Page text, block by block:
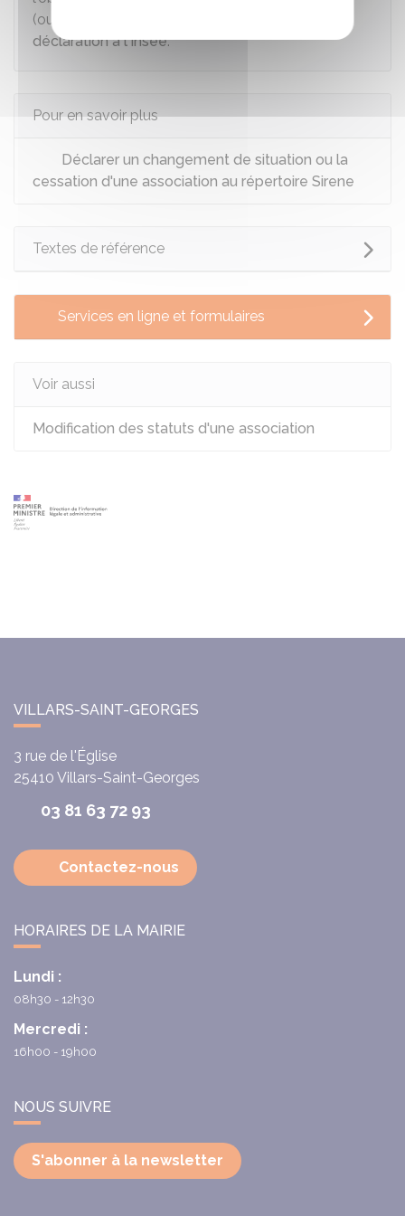
(ouverture ou fermeture) doit faire l'objet d'une
déclaration à l'Insee.
Pour en savoir plus
Déclarer un changement de situation ou la
cessation d'une association au répertoire Sirene
Textes de référence
Services en ligne et formulaires
Voir aussi
Modification des statuts d'une association
VILLARS-SAINT-GEORGES
3 rue de l'Église
25410 Villars-Saint-Georges
03 81 63 72 93
Contactez-nous
HORAIRES DE LA MAIRIE
Lundi :
08h30 - 12h30
Mercredi :
16h00 - 19h00
NOUS SUIVRE
S'abonner à la newsletter